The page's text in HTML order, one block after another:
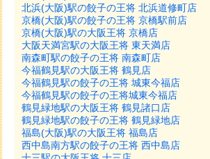
北浜(大阪)駅の餃子の王将 北浜道修町店
京橋(大阪)駅の餃子の王将 京橋駅前店
京橋(大阪)駅の大阪王将 京橋店
大阪天満宮駅の大阪王将 東天満店
南森町駅の餃子の王将 南森町店
今福鶴見駅の大阪王将 鶴見店
今福鶴見駅の餃子の王将 城東今福店
今福鶴見駅の餃子の王将城東今福店
鶴見緑地駅の大阪王将 鶴見諸口店
鶴見緑地駅の餃子の王将 鶴見緑地店
福島(大阪)駅の大阪王将 福島店
西中島南方駅の餃子の王将 西中島店